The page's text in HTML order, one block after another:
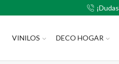
VINILOS DECO HOGAR